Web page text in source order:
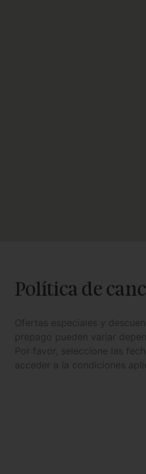
Política de
Ofertas especiales y
prepago pueden variar
Por favor, seleccione las
acceder a la condiciones